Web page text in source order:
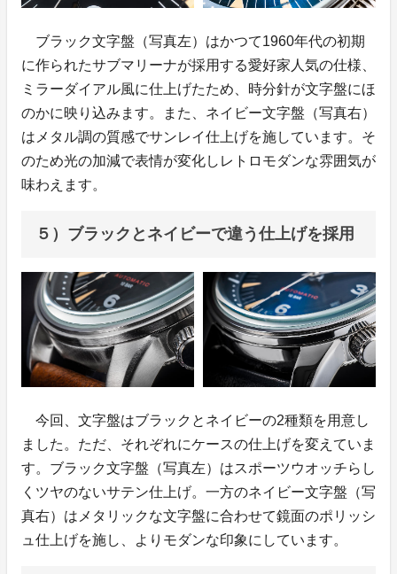
ブラック文字盤（写真左）はかつて1960年代の初期
に作られたサブマリーナが採用する愛好家人気の仕様、
ミラーダイアル風に仕上げたため、時分針が文字盤にほ
のかに映り込みます。また、ネイビー文字盤（写真右）
はメタル調の質感でサンレイ仕上げを施しています。そ
のため光の加減で表情が変化しレトロモダンな雰囲気が
味わえます。
５）ブラックとネイビーで違う仕上げを採用
今回、文字盤はブラックとネイビーの2種類を用意し
ました。ただ、それぞれにケースの仕上げを変えていま
す。ブラック文字盤（写真左）はスポーツウオッチらし
くツヤのないサテン仕上げ。一方のネイビー文字盤（写
真右）はメタリックな文字盤に合わせて鏡面のポリッシ
ュ仕上げを施し、よりモダンな印象にしています。